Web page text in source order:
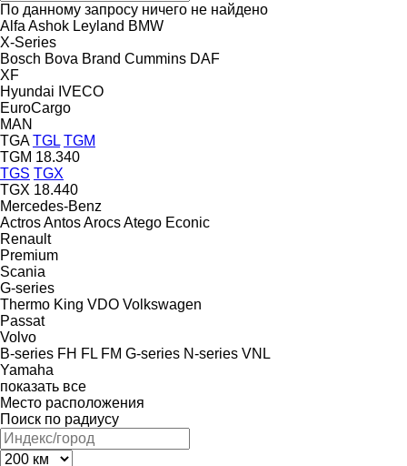
По данному запросу ничего не найдено
Alfa Ashok Leyland BMW
X-Series
Bosch Bova Brand Cummins DAF
XF
Hyundai IVECO
EuroCargo
MAN
TGA TGL TGM
TGM 18.340
TGS TGX
TGX 18.440
Mercedes-Benz
ActrosAntosArocsAtego Econic
Renault
Premium
Scania
G-series
Thermo King VDO Volkswagen
Passat
Volvo
B-series FH FL FM G-series N-series VNL
Yamaha
показать все
Место расположения
Поиск по радиусу